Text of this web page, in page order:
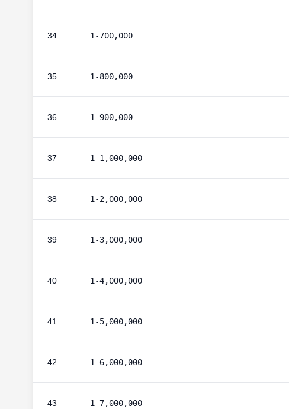
34 1-700,000
35 1-800,000
36 1-900,000
37 1-1,000,000
38 1-2,000,000
39 1-3,000,000
40 1-4,000,000
41 1-5,000,000
42 1-6,000,000
43 1-7,000,000